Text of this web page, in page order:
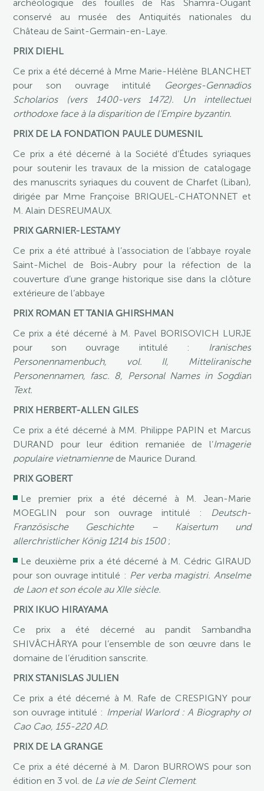
archéologique des fouilles de Ras Shamra-Ougarit
conservé au musée des Antiquités nationales du
Château de Saint-Germain-en-Laye.
PRIX DIEHL
Ce prix a été décerné à Mme Marie-Hélène BLANCHET
pour son ouvrage intitulé
Georges-Gennadios
Scholarios (vers 1400-vers 1472). Un intellectuel
orthodoxe face à la disparition de l’Empire byzantin.
PRIX DE LA FONDATION PAULE DUMESNIL
Ce prix a été décerné à la Société d’Études syriaques
pour soutenir les travaux de la mission de catalogage
des manuscrits syriaques du couvent de Charfet (Liban),
dirigée par Mme Françoise BRIQUEL-CHATONNET et
M. Alain DESREUMAUX.
PRIX GARNIER-LESTAMY
Ce prix a été attribué à l’association de l’abbaye royale
Saint-Michel de Bois-Aubry pour la réfection de la
couverture d’une grange historique sise dans la clôture
extérieure de l’abbaye
PRIX ROMAN ET TANIA GHIRSHMAN
Ce prix a été décerné à M. Pavel BORISOVICH LURJE
pour son ouvrage intitulé : Iranisches
Personennamenbuch, vol. II, Mitteliranische
Personennamen, fasc. 8, Personal Names in Sogdian
Text.
PRIX HERBERT-ALLEN GILES
Ce prix a été décerné à MM. Philippe PAPIN et Marcus
DURAND pour leur édition remaniée de l’Imagerie
populaire vietnamienne de Maurice Durand.
PRIX GOBERT
Le premier prix a été décerné à M. Jean-Marie
MOEGLIN pour son ouvrage intitulé : Deutsch-
Französische Geschichte – Kaisertum und
allerchristlicher König 1214 bis 1500;
Le deuxième prix a été décerné à M. Cédric GIRAUD
pour son ouvrage intitulé : Per verba magistri. Anselme
de Laon et son école au XIIe siècle.
PRIX IKUO HIRAYAMA
Ce prix a été décerné au pandit Sambandha
SHIVÂCHÂRYA pour l’ensemble de son œuvre dans le
domaine de l’érudition sanscrite.
PRIX STANISLAS JULIEN
Ce prix a été décerné à M. Rafe de CRESPIGNY pour
son ouvrage intitulé : Imperial Warlord : A Biography of
Cao Cao, 155-220 AD.
PRIX DE LA GRANGE
Ce prix a été décerné à M. Daron BURROWS pour son
édition en 3 vol. de La vie de Seint Clement.